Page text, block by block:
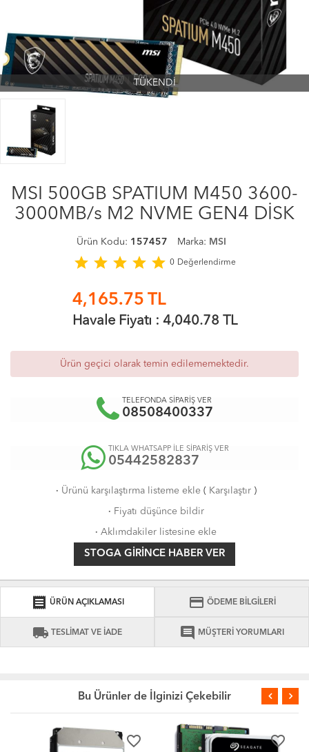
TÜKENDİ
MSI 500GB SPATIUM M450 3600-
3000MB/s M2 NVME GEN4 DİSK
Ürün Kodu: 157457 Marka: MSI
star star star star star 0 Değerlendirme
4,165.75 TL
Havale Fiyatı : 4,040.78 TL
Ürün geçici olarak temin edilememektedir.
TELEFONDA SİPARİŞ VER
08508400337
TIKLA WHATSAPP İLE SİPARİŞ VER
05442582837
· Ürünü karşılaştırma listeme ekle( Karşılaştır)
· Fiyatı düşünce bildir
· Aklımdakiler listesine ekle
STOGA GIRINCE HABER VER
receipt ÜRÜN AÇIKLAMASI credit_card ÖDEME BİLGİLERİ
local_shipping TESLİMAT VE İADE comment MÜŞTERİ YORUMLARI
Bu Ürünler de İlginizi Çekebilir
favorite_border favorite_border